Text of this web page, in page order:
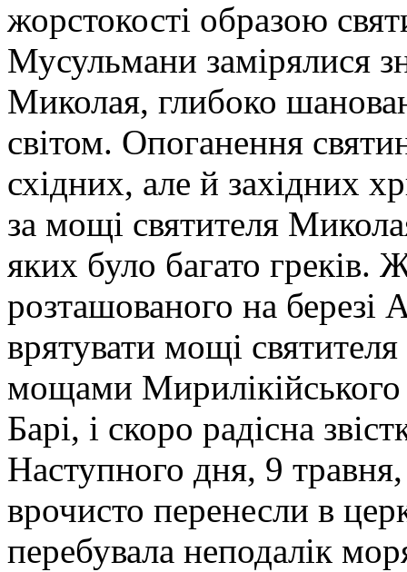
жорстокості образою
Мусульмани замірялися
Миколая, глибоко
світом. Опоганення
східних, але й західних
за мощі святителя
яких було багато греків.
розташованого на березі
врятувати мощі
мощами
Барі, і скоро радісна
Наступного дня, 9
врочисто перенесли в
перебувала неподалік